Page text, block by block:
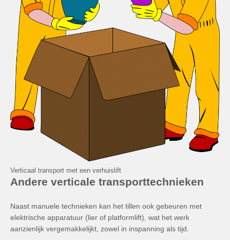
Verticaal transport met een verhuislift
Andere verticale transporttechnieken
Naast manuele technieken kan het tillen ook gebeuren met
elektrische apparatuur (lier of platformlift), wat het werk
aanzienlijk vergemakkelijkt, zowel in inspanning als tijd.